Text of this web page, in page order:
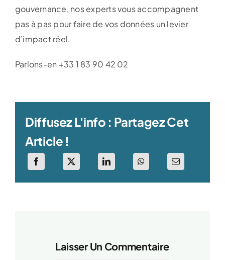
gouvernance, nos experts vous accompagnent
pas à pas pour faire de vos données un levier
d’impact réel.
Parlons-en +33 1 83 90 42 02
Diffusez L'info : Partagez Cet
Article !
Laisser Un Commentaire